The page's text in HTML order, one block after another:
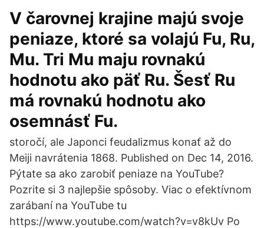
V čarovnej krajine majú svoje
peniaze, ktoré sa volajú Fu, Ru,
Mu. Tri Mu maju rovnakú
hodnotu ako päť Ru. Šesť Ru
má rovnakú hodnotu ako
osemnásť Fu.
storočí, ale Japonci feudalizmus konať až do
Meiji navrátenia 1868. Published on Dec 14, 2016.
Pýtate sa ako zarobiť peniaze na YouTube?
Pozrite si 3 najlepšie spôsoby. Viac o efektívnom
zarábaní na YouTube tu
https://www.youtube.com/watch?v=v8kUv Po